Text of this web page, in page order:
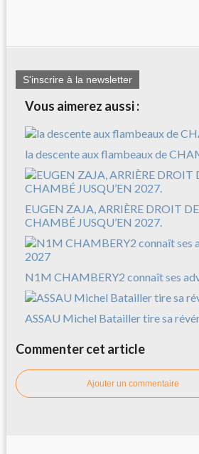
S'inscrire à la newsletter
Vous aimerez aussi :
la descente aux flambeaux de
EUGEN ZAJA, ARRIÈRE DROIT
CHAMBÉ JUSQU’EN 2027.
N1M CHAMBERY2 connaît ses
ASSAU Michel Batailler tire sa
Commenter cet article
Ajouter un commentaire